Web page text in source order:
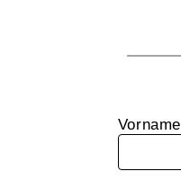
Vorname